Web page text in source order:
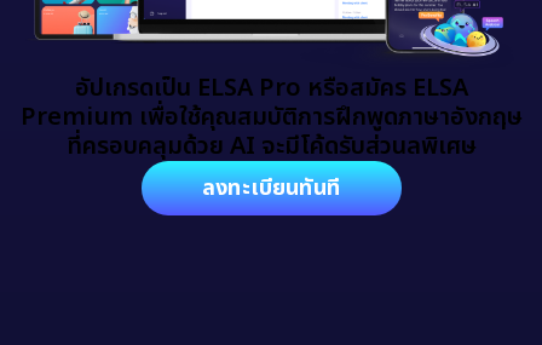
อัปเกรดเป็น ELSA Pro หรือสมัคร ELSA
Premium เพื่อใช้คุณสมบัติการฝึกพูดภาษาอังกฤษ
ที่ครอบคลุมด้วย AI จะมีโค้ดรับส่วนลพิเศษ
ลงทะเบียนทันที